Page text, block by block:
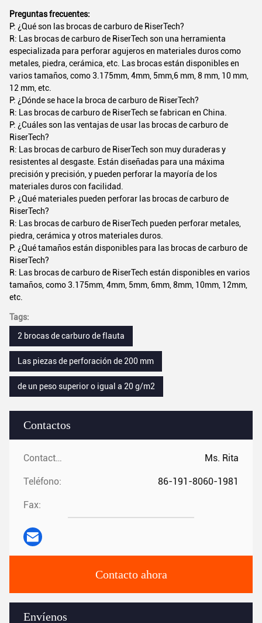
Contactos
Contactos: Ms. Rita
Teléfono: 86-191-8060-1981
Fax:
Contacto ahora
Envíenos
Preguntas frecuentes:
P: ¿Qué son las brocas de carburo de RiserTech?
R: Las brocas de carburo de RiserTech son una herramienta
especializada para perforar agujeros en materiales duros como
metales, piedra, cerámica, etc. Las brocas están disponibles en
varios tamaños, como 3.175mm, 4mm, 5mm,6 mm, 8 mm, 10 mm,
12 mm, etc.
P: ¿Dónde se hace la broca de carburo de RiserTech?
R: Las brocas de carburo de RiserTech se fabrican en China.
P: ¿Cuáles son las ventajas de usar las brocas de carburo de
RiserTech?
R: Las brocas de carburo de RiserTech son muy duraderas y
resistentes al desgaste. Están diseñadas para una máxima
precisión y precisión, y pueden perforar la mayoría de los
materiales duros con facilidad.
P: ¿Qué materiales pueden perforar las brocas de carburo de
RiserTech?
R: Las brocas de carburo de RiserTech pueden perforar metales,
piedra, cerámica y otros materiales duros.
P: ¿Qué tamaños están disponibles para las brocas de carburo de
RiserTech?
R: Las brocas de carburo de RiserTech están disponibles en varios
tamaños, como 3.175mm, 4mm, 5mm, 6mm, 8mm, 10mm, 12mm,
etc.
Tags:
2 brocas de carburo de flauta
Las piezas de perforación de 200 mm
de un peso superior o igual a 20 g/m2